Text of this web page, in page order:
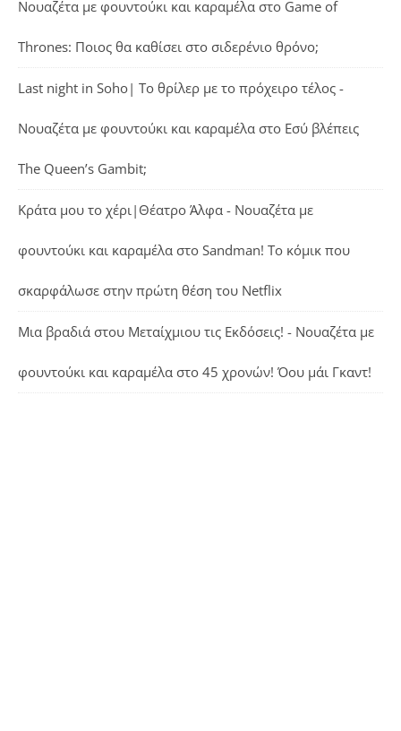
Νουαζέτα με φουντούκι και καραμέλα στο Game of
Thrones: Ποιος θα καθίσει στο σιδερένιο θρόνο;
Last night in Soho| Το θρίλερ με το πρόχειρο τέλος -
Νουαζέτα με φουντούκι και καραμέλα στο Εσύ βλέπεις
The Queen’s Gambit;
Κράτα μου το χέρι|Θέατρο Άλφα - Νουαζέτα με
φουντούκι και καραμέλα στο Sandman! Το κόμικ που
σκαρφάλωσε στην πρώτη θέση του Netflix
Μια βραδιά στου Μεταίχμιου τις Εκδόσεις! - Νουαζέτα με
φουντούκι και καραμέλα στο 45 χρονών! Όου μάι Γκαντ!